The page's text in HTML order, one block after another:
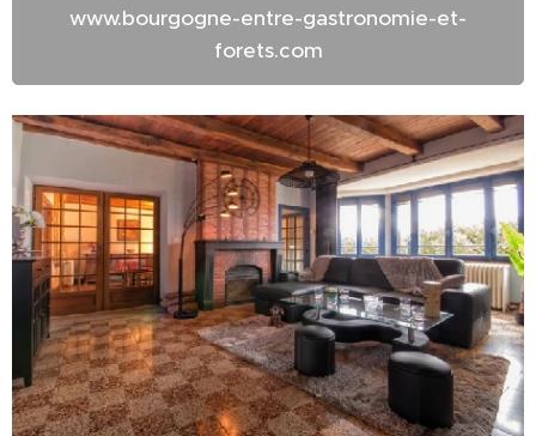
www.bourgogne-entre-gastronomie-et-
forets.com